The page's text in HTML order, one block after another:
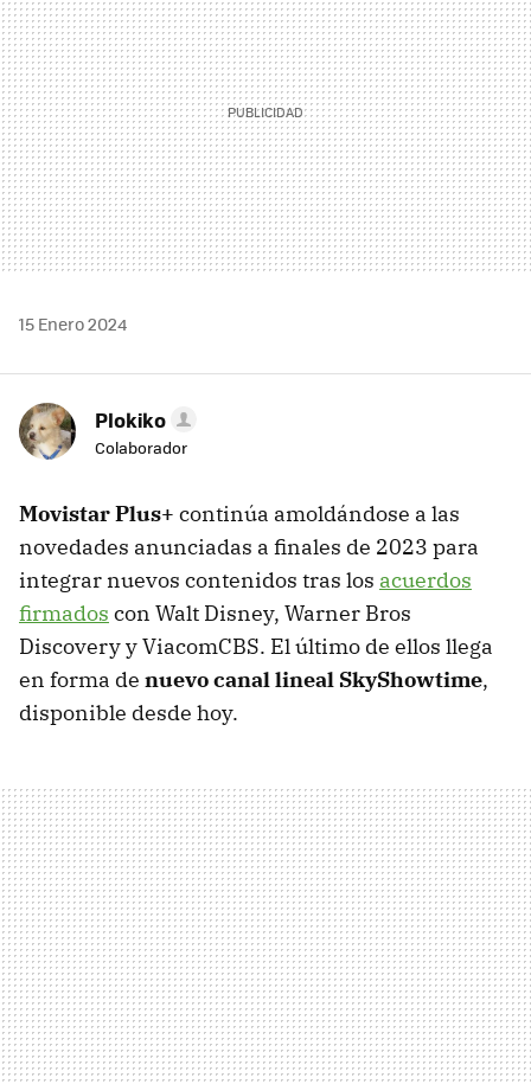
15 Enero 2024
Plokiko
Colaborador
Movistar Plus+ continúa amoldándose a las
novedades anunciadas a finales de 2023 para
integrar nuevos contenidos tras los acuerdos
firmados con Walt Disney, Warner Bros
Discovery y ViacomCBS. El último de ellos llega
en forma de nuevo canal lineal SkyShowtime,
disponible desde hoy.